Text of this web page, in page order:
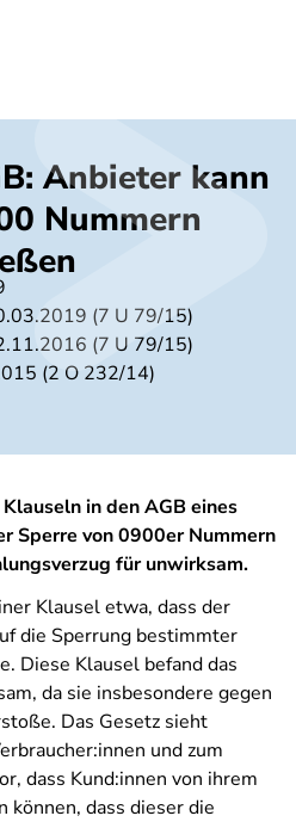
Anbieter kann
Nummern
(7 U 79/15)
(7 U 79/15)
(2 O 232/14)
in den AGB eines
Sperre von 0900er Nummern
für unwirksam.
Klausel etwa, dass der
die Sperrung bestimmter
Diese Klausel befand das
da sie insbesondere gegen
Das Gesetz sieht
und zum
dass Kund:innen von ihrem
können, dass dieser die